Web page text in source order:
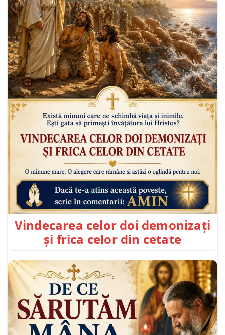
Vindecarea celor doi demonizați
și frica celor din cetate